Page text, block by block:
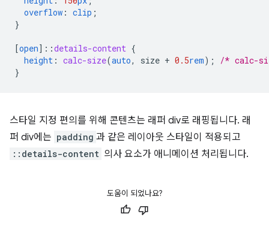
overflow : clip ;
}
[open] ::details-content {
height : calc-size(auto, size + 0.5rem);
/* calc-
}
스타일 지정 편의를 위해 콘텐츠는 래퍼 div로 래핑됩니다. 래
퍼 div에는 padding 과 같은 레이아웃 스타일이 적용되고
::details-content 의사 요소가 애니메이션 처리됩니다.
도움이 되었나요?